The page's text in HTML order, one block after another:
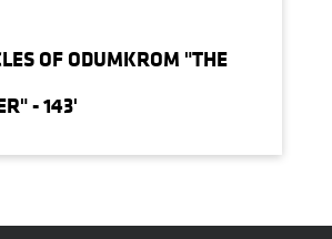
OF ODUMKROM "THE
- 143'